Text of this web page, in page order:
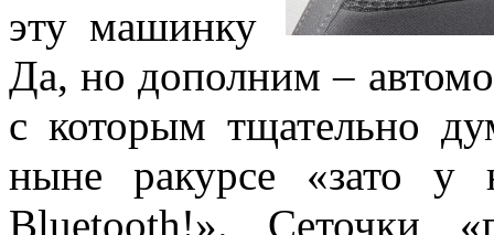
эту машинку
Да, но дополним –
с которым тщательно
ныне ракурсе «зато
Bluetooth!». Сеточки